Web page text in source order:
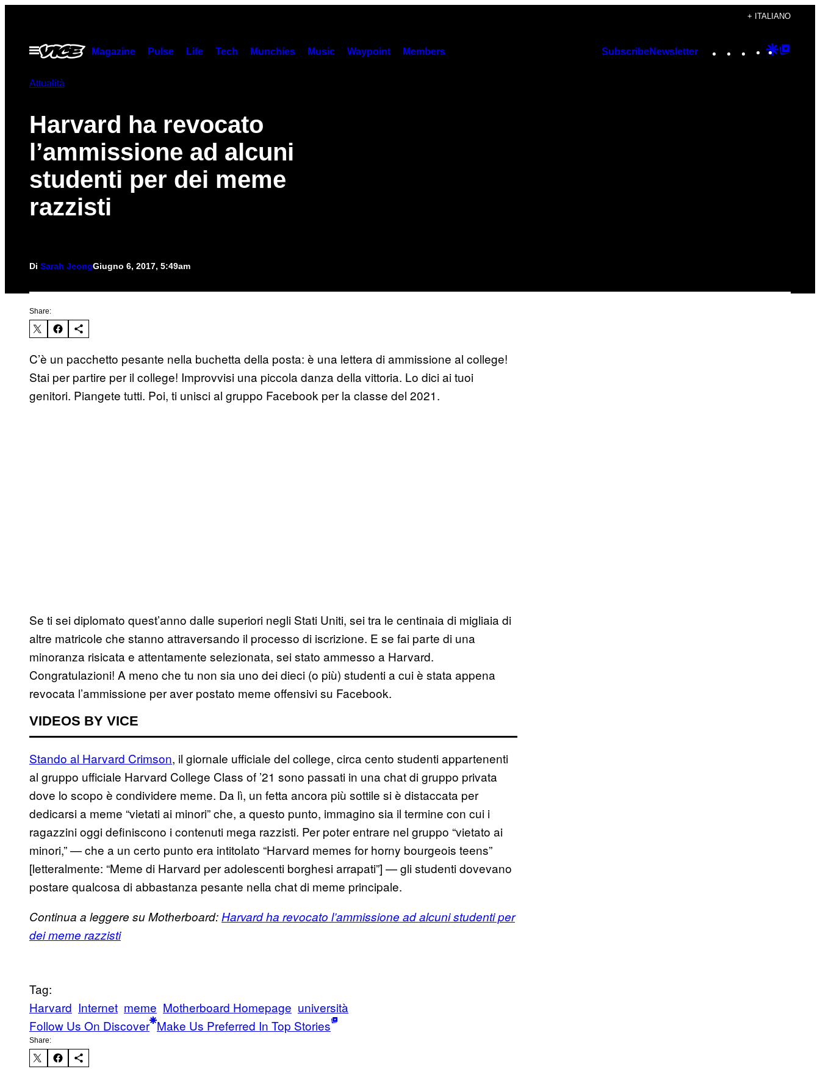
contenuto
+ ITALIANO
Apri
Magazine Pulse Life Tech Munchies Music Waypoint Members SubscribeNewsletter Instagram
TikTok
YouTube
Google
Attualità
Harvard ha revocato
l’ammissione ad alcuni
studenti per dei meme
razzisti
Di Sarah JeongGiugno 6, 2017, 5:49am
Share:
C’è un pacchetto pesante nella buchetta della posta: è una lettera di ammissione al college!
Stai per partire per il college! Improvvisi una piccola danza della vittoria. Lo dici ai tuoi
genitori. Piangete tutti. Poi, ti unisci al gruppo Facebook per la classe del 2021.
Se ti sei diplomato quest’anno dalle superiori negli Stati Uniti, sei tra le centinaia di migliaia di
altre matricole che stanno attraversando il processo di iscrizione. E se fai parte di una
minoranza risicata e attentamente selezionata, sei stato ammesso a Harvard.
Congratulazioni! A meno che tu non sia uno dei dieci (o più) studenti a cui è stata appena
revocata l’ammissione per aver postato meme offensivi su Facebook.
VIDEOS BY VICE
Stando al Harvard Crimson, il giornale ufficiale del college, circa cento studenti appartenenti
al gruppo ufficiale Harvard College Class of ’21 sono passati in una chat di gruppo privata
dove lo scopo è condividere meme. Da lì, un fetta ancora più sottile si è distaccata per
dedicarsi a meme “vietati ai minori” che, a questo punto, immagino sia il termine con cui i
ragazzini oggi definiscono i contenuti mega razzisti. Per poter entrare nel gruppo “vietato ai
minori,” — che a un certo punto era intitolato “Harvard memes for horny bourgeois teens”
[letteralmente: “Meme di Harvard per adolescenti borghesi arrapati”] — gli studenti dovevano
postare qualcosa di abbastanza pesante nella chat di meme principale.
Continua a leggere su Motherboard:Harvard ha revocato l’ammissione ad alcuni studenti per
dei meme razzisti
Tag:
Harvard Internet meme Motherboard Homepage università
Follow Us On Discover Make Us Preferred In Top Stories
Share: